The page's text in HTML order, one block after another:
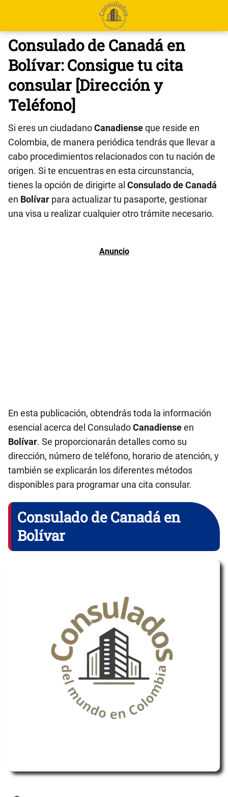
Consulado de Canadá en
Bolívar: Consigue tu cita
consular [Dirección y
Teléfono]
Si eres un ciudadanoCanadienseque reside en
Colombia, de manera periódica tendrás que llevar a
cabo procedimientos relacionados con tu nación de
origen. Si te encuentras en esta circunstancia,
tienes la opción de dirigirte al Consulado de Canadá
en Bolívar para actualizar tu pasaporte, gestionar
una visa u realizar cualquier otro trámite necesario.
En esta publicación, obtendrás toda la información
esencial acerca del ConsuladoCanadienseen
Bolívar. Se proporcionarán detalles como su
dirección, número de teléfono, horario de atención, y
también se explicarán los diferentes métodos
disponibles para programar una cita consular.
Consulado de Canadá en
Bolívar